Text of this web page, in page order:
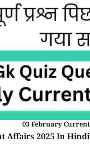
03 February
Affairs 2025 In Hindi